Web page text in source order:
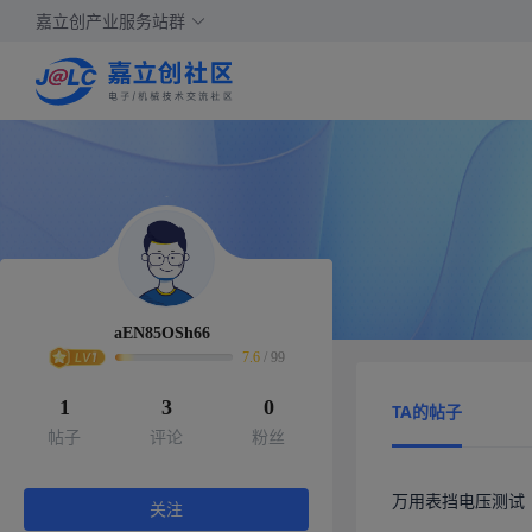
嘉立创产业服务站群
aEN85OSh66
7.6 / 99
1
帖子
3
评论
0
粉丝
关注
TA的帖子
万用表挡电压测试